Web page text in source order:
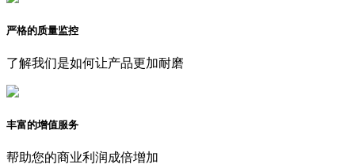
严格的质量监控
了解我们是如何让产品更加耐磨
丰富的增值服务
帮助您的商业利润成倍增加